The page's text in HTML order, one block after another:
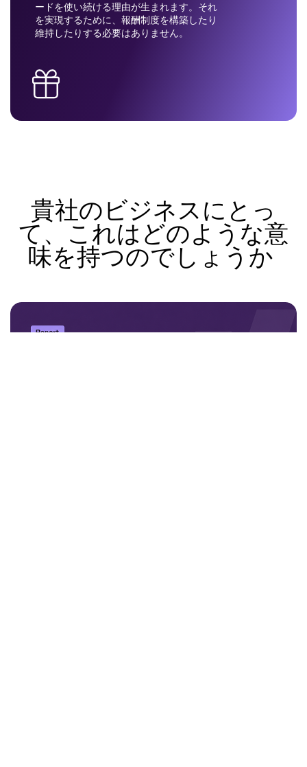
ードを使い続ける理由が生まれます。それ
を実現するために、報酬制度を構築したり
維持したりする必要はありません。
貴社のビジネスにとっ
て、これはどのような意
味を持つのでしょうか